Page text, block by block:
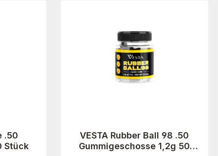
.50
Stück
VESTA Rubber Ball 98 .50
Gummigeschosse 1,2g 50